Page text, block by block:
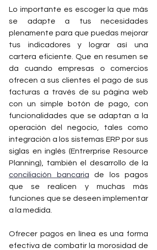
Lo importante es escoger la que más
se adapte a tus necesidades
plenamente para que puedas mejorar
tus indicadores y lograr así una
cartera eficiente. Que en resumen se
da cuando empresas o comercios
ofrecen a sus clientes el pago de sus
facturas a través de su página web
con un simple botón de pago, con
funcionalidades que se adaptan a la
operación del negocio, tales como
integración a los sistemas ERP por sus
siglas en inglés (Entrerprise Resource
conciliación bancaria de los pagos
que se realicen y muchas más
funciones que se deseen implementar
a la medida.
Ofrecer pagos en línea es una forma
efectiva de combatir la morosidad de